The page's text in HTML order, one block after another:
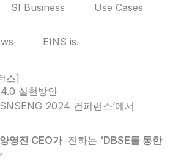
SI Business Use Cases
EINS is.
스]
실현방안
2024 컨퍼런스’에서
영진 CEO가 전하는 ‘DBSE를 통한